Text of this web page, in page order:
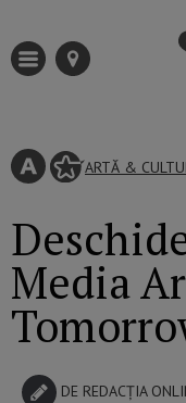
ARTĂ &
Media
DE REDACȚIA